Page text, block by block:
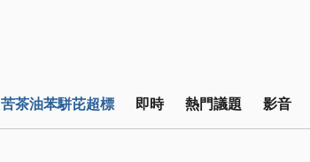
苦茶油苯駢芘超標 即時 熱門議題 影音